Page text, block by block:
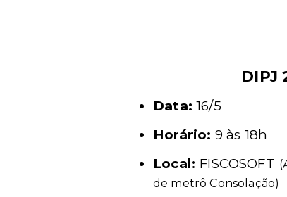
DIPJ
Data: 16/5
Horário: 9 às 18h
Local: FISCOSOFT
de metrô Consolação)